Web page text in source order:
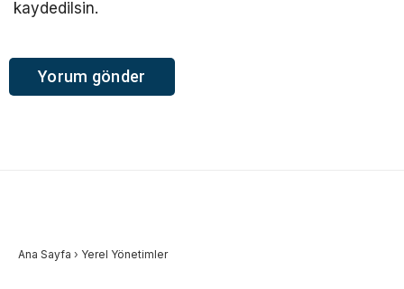
kaydedilsin.
Ana Sayfa › Yerel Yönetimler